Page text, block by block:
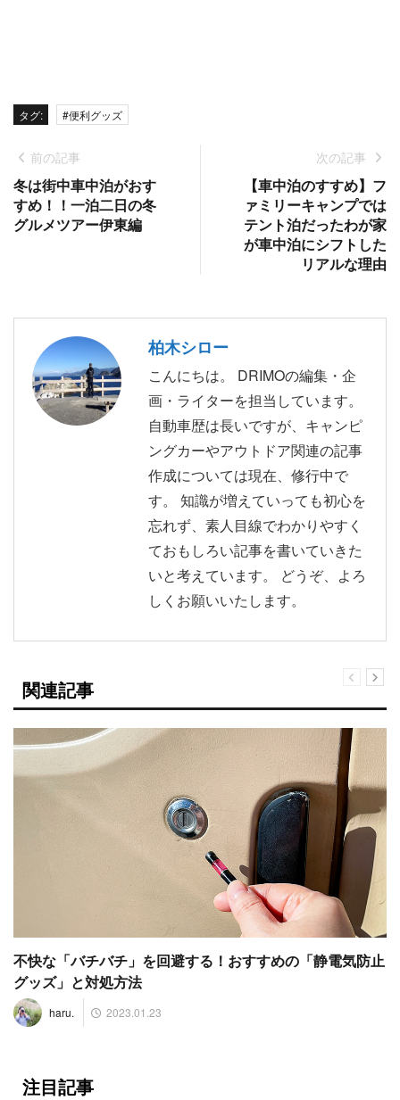
タグ: #便利グッズ
前の記事
冬は街中車中泊がおす
すめ！！一泊二日の冬
グルメツアー伊東編
次の記事
【車中泊のすすめ】フ
ァミリーキャンプでは
テント泊だったわが家
が車中泊にシフトした
リアルな理由
柏木シロー
こんにちは。 DRIMOの編集・企
画・ライターを担当しています。
自動車歴は長いですが、キャンピ
ングカーやアウトドア関連の記事
作成については現在、修行中で
す。 知識が増えていっても初心を
忘れず、素人目線でわかりやすく
ておもしろい記事を書いていきた
いと考えています。 どうぞ、よろ
しくお願いいたします。
関連記事
不快な「バチバチ」を回避する！おすすめの「静電気防止
グッズ」と対処方法
haru. 2023.01.23
注目記事